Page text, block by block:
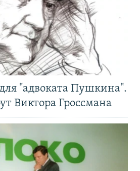
"адвоката Пушкина".
Виктора Гроссмана